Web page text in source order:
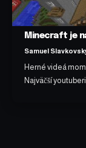
Minecraft je
Samuel
Herné videá
Najväčší youtuberi